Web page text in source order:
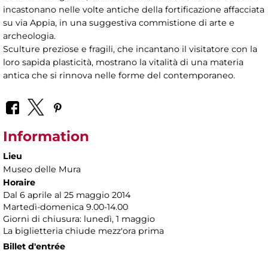
incastonano nelle volte antiche della fortificazione affacciata
su via Appia, in una suggestiva commistione di arte e
archeologia.
Sculture preziose e fragili, che incantano il visitatore con la
loro sapida plasticità, mostrano la vitalità di una materia
antica che si rinnova nelle forme del contemporaneo.
Information
Lieu
Museo delle Mura
Horaire
Dal 6 aprile al 25 maggio 2014
Martedì-domenica 9.00-14.00
Giorni di chiusura: lunedì, 1 maggio
La biglietteria chiude mezz'ora prima
Billet d'entrée